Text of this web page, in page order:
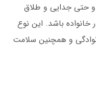
و حتی جدایی و طلاق
خانواده باشد. این نوع
و همچنین سلامت